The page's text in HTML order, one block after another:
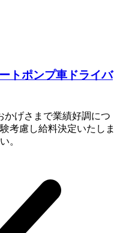
トポンプ車ドライバ
げさまで業績好調につ
考慮し給料決定いたしま
。